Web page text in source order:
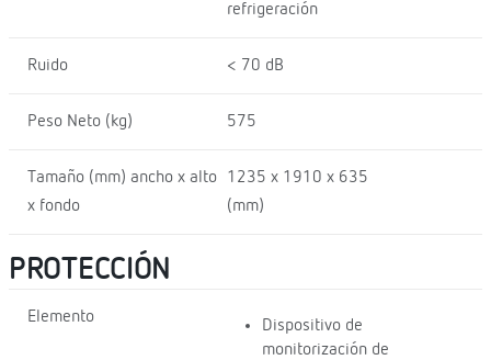
refrigeración
Ruido < 70 dB
Peso Neto (kg) 575
Tamaño (mm) ancho x alto
x fondo
1235 x 1910 x 635
(mm)
PROTECCIÓN
Elemento
Dispositivo de
monitorización de